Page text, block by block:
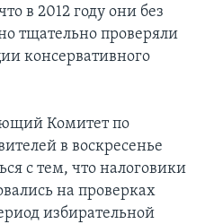
в 2012 году они без
тщательно проверяли
консервативного
Комитет по
в воскресенье
с тем, что налоговики
на проверках
избирательной